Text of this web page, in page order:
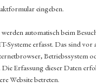
eingeben.
automatisch beim
Systeme erfasst. Das sind vor
Betriebssystem
Die Erfassung dieser Daten
Website betreten.